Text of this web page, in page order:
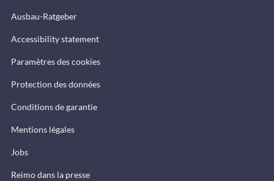
Ausbau-Ratgeber
Accessibility statement
Paramètres des cookies
Protection des données
Conditions de garantie
Mentions légales
Jobs
Reimo dans la presse